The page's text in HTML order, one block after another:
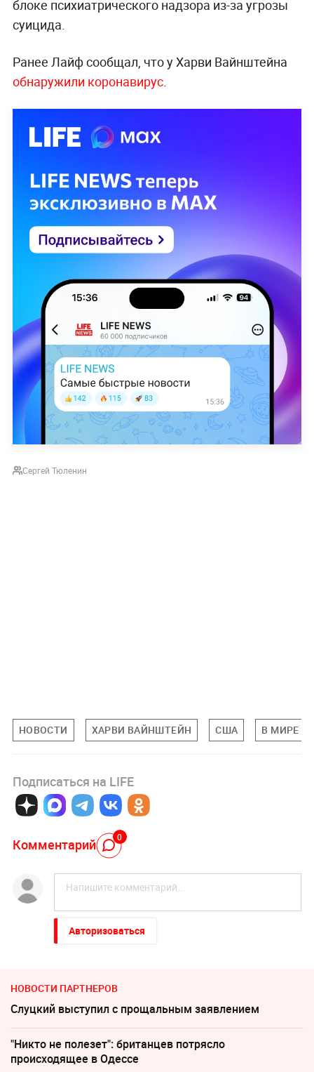
блоке психиатрического надзора из-за угрозы
суицида.
Ранее Лайф сообщал, что у Харви Вайнштейна
обнаружили коронавирус.
Сергей Тюленин
НОВОСТИ ХАРВИ ВАЙНШТЕЙН США В МИРЕ
Подписаться на LIFE
Комментарий 0
Авторизоваться
НОВОСТИ ПАРТНЕРОВ
Слуцкий выступил с прощальным заявлением
"Никто не полезет": британцев потрясло
происходящее в Одессе